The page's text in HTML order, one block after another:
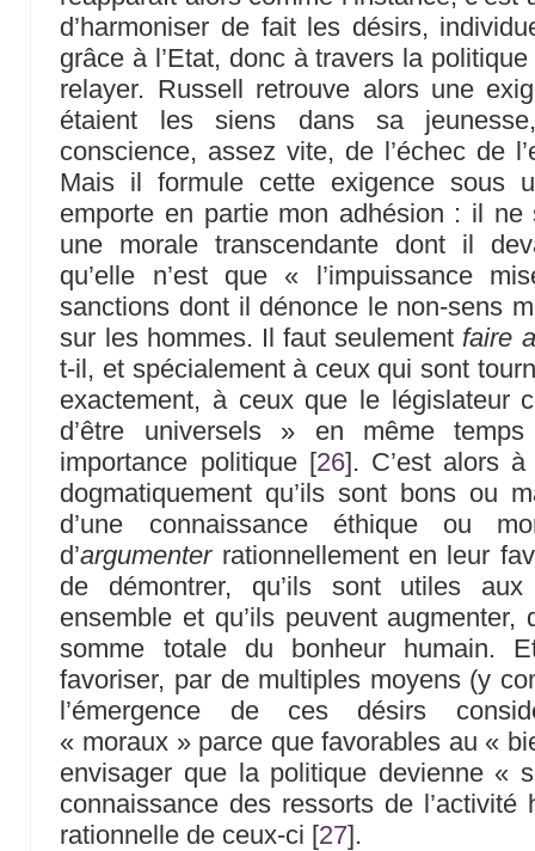
d’harmoniser de fait les désirs,
grâce à l’Etat, donc à travers la
relayer. Russell retrouve alors une
étaient les siens dans sa
conscience, assez vite, de l’échec de
Mais il formule cette exigence sous
emporte en partie mon adhésion : il ne
une morale transcendante dont il
qu’elle n’est que « l’impuissance
sanctions dont il dénonce le non-sens
sur les hommes. Il faut seulement faire
t-il, et spécialement à ceux qui sont
exactement, à ceux que le législateur
d’être universels » en même
importance politique[26]. C’est alors
dogmatiquement qu’ils sont bons ou
d’une connaissance éthique ou
d’argumenterrationnellement en leur
de démontrer, qu’ils sont utiles
ensemble et qu’ils peuvent
somme totale du bonheur humain.
favoriser, par de multiples moyens (y
l’émergence de ces désirs
« moraux » parce que favorables au «
envisager que la politique devienne «
connaissance des ressorts de
rationnelle de ceux-ci [27].